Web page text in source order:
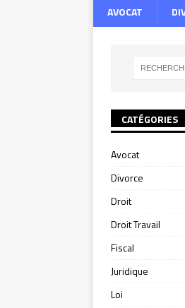
AVOCAT
CATÉGORIES
Avocat
Divorce
Droit
Droit Travail
Fiscal
Juridique
Loi